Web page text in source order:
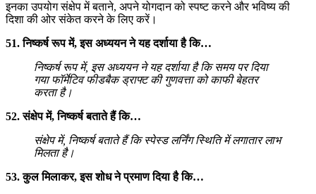
इनका उपयोग संक्षेप में बताने, अपने योगदान को स्पष्ट करने और भविष्य की
दिशा की ओर संकेत करने के लिए करें।
51. निष्कर्ष रूप में, इस अध्ययन ने यह दर्शाया है कि…
निष्कर्ष रूप में, इस अध्ययन ने यह दर्शाया है कि समय पर दिया
गया फॉर्मेटिव फीडबैक ड्राफ्ट की गुणवत्ता को काफी बेहतर
करता है।
52. संक्षेप में, निष्कर्ष बताते हैं कि…
संक्षेप में, निष्कर्ष बताते हैं कि स्पेस्ड लर्निंग स्थिति में लगातार लाभ
मिलता है।
53. कुल मिलाकर, इस शोध ने प्रमाण दिया है कि…